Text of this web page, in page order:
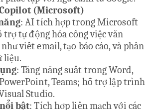
(Microsoft)
: AI tích hợp trong Microsoft
trợ tự động hóa công việc văn
viết email, tạo báo cáo, và phân
liệu.
: Tăng năng suất trong Word,
Teams; hỗ trợ lập trình
Studio.
bật: Tích hợp liền mạch với các